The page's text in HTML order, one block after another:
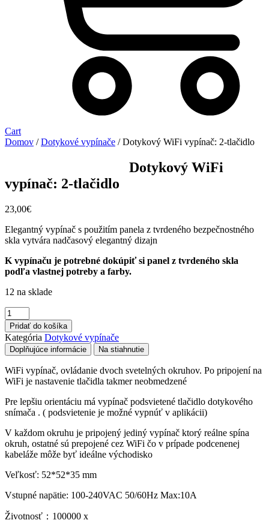
Cart
Domov /Dotykové vypínače / Dotykový WiFi vypínač: 2-tlačidlo
Dotykový WiFi
vypínač: 2-tlačidlo
23,00€
Elegantný vypínač s použitím panela z tvrdeného bezpečnostného
skla vytvára nadčasový elegantný dizajn
K vypínaču je potrebné dokúpiť si panel z tvrdeného skla
podľa vlastnej potreby a farby.
12 na sklade
množstvo
Dotykový
WiFi
vypínač:
2-
tlačidlo
Pridať do košíka
Kategória Dotykové vypínače
Doplňujúce informácie Na stiahnutie
WiFi vypínač, ovládanie dvoch svetelných okruhov. Po pripojení na
WiFi je nastavenie tlačidla takmer neobmedzené
Pre lepšiu orientáciu má vypínač podsvietené tlačidlo dotykového
snímača . ( podsvietenie je možné vypnúť v aplikácii)
V každom okruhu je pripojený jediný vypínač ktorý reálne spína
okruh, ostatné sú prepojené cez WiFi čo v prípade podcenenej
kabeláže môže byť ideálne východisko
Veľkosť: 52*52*35 mm
Vstupné napätie: 100-240VAC 50/60Hz Max:10A
Životnosť：100000 x